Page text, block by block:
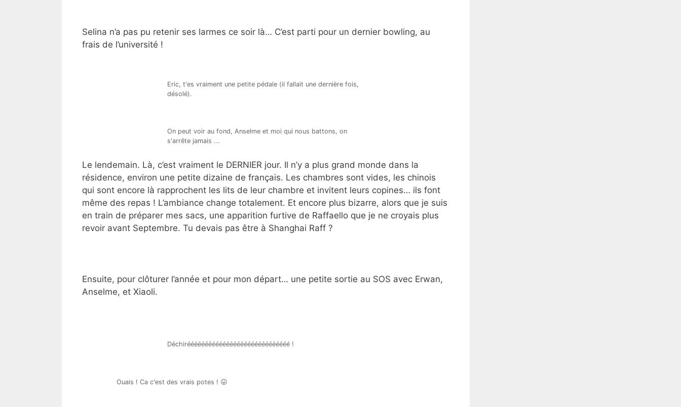
Selina n’a pas pu retenir ses larmes ce soir là… C’est parti pour un dernier bowling, au
frais de l’université !
Eric, t'es vraiment une petite pédale (il fallait une dernière fois,
désolé).
On peut voir au fond, Anselme et moi qui nous battons, on
s'arrête jamais ...
Le lendemain. Là, c’est vraiment le DERNIER jour. Il n’y a plus grand monde dans la
résidence, environ une petite dizaine de français. Les chambres sont vides, les chinois
qui sont encore là rapprochent les lits de leur chambre et invitent leurs copines… ils font
même des repas ! L’ambiance change totalement. Et encore plus bizarre, alors que je suis
en train de préparer mes sacs, une apparition furtive de Raffaello que je ne croyais plus
revoir avant Septembre. Tu devais pas être à Shanghai Raff ?
Ensuite, pour clôturer l’année et pour mon départ… une petite sortie au SOS avec Erwan,
Anselme, et Xiaoli.
Déchirééééééééééééééééééééééééééééé !
Ouais ! Ca c'est des vrais potes ! 😛